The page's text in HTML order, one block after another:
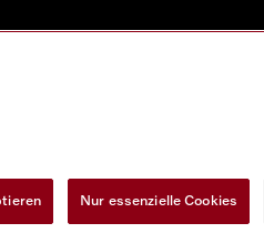
Nur essenzielle Cookies